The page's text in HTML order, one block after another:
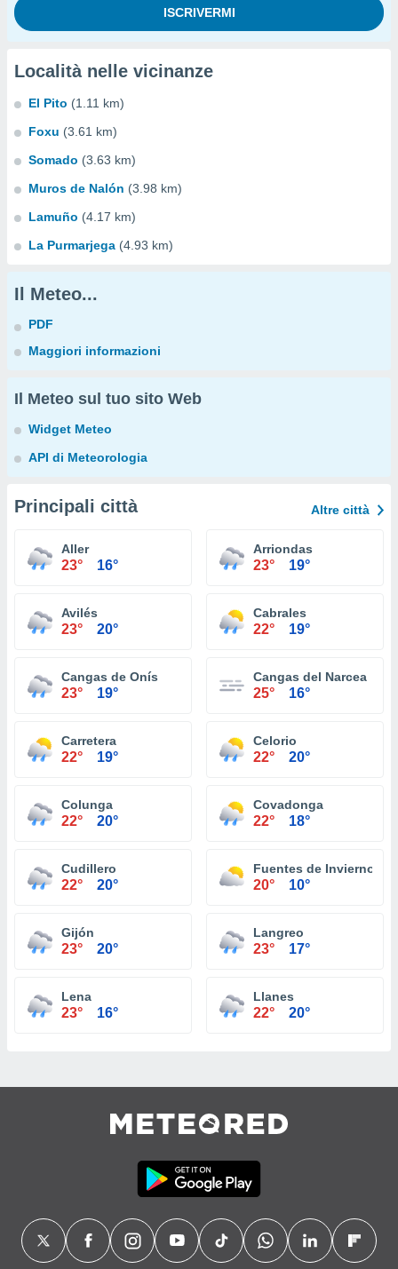
Località nelle vicinanze
El Pito (1.11 km)
Foxu (3.61 km)
Somado (3.63 km)
Muros de Nalón (3.98 km)
Lamuño (4.17 km)
La Purmarjega (4.93 km)
Il Meteo...
PDF
Maggiori informazioni
Il Meteo sul tuo sito Web
Widget Meteo
API di Meteorologia
Principali città Altre città
Aller
23° 16°
Arriondas
23° 19°
Avilés
23° 20°
Cabrales
22° 19°
Cangas de Onís
23° 19°
Cangas del Narcea
25° 16°
Carretera
22° 19°
Celorio
22° 20°
Colunga
22° 20°
Covadonga
22° 18°
Cudillero
22° 20°
Fuentes de Invierno
20° 10°
Gijón
23° 20°
Langreo
23° 17°
Lena
23° 16°
Llanes
22° 20°